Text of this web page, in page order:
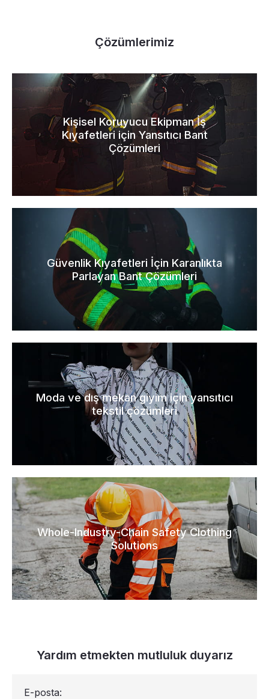
Çözümlerimiz
Kişisel Koruyucu Ekipman İş
Kıyafetleri için Yansıtıcı Bant
Çözümleri
Güvenlik Kıyafetleri İçin Karanlıkta
Parlayan Bant Çözümleri
Moda ve dış mekan giyim için yansıtıcı
tekstil çözümleri
Whole-Industry-Chain Safety Clothing
Solutions
Yardım etmekten mutluluk duyarız
E-posta: